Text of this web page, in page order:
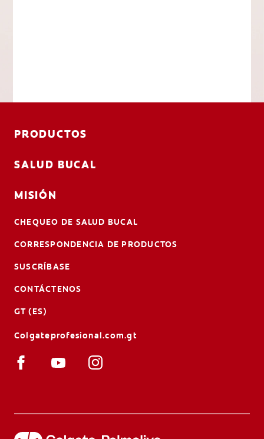
PRODUCTOS
SALUD BUCAL
MISIÓN
CHEQUEO DE SALUD BUCAL
CORRESPONDENCIA DE PRODUCTOS
SUSCRÍBASE
CONTÁCTENOS
GT (ES)
Colgateprofesional.com.gt